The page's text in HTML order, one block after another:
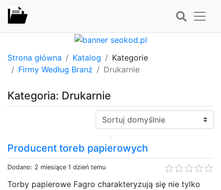
Strona główna Katalog
Kategorie
Firmy Według Branż
Drukarnie
Kategoria: Drukarnie
Sortuj:
Producent toreb papierowych
Dodano: 2 miesiące 1 dzień temu
Torby papierowe Fagro charakteryzują się nie tylko